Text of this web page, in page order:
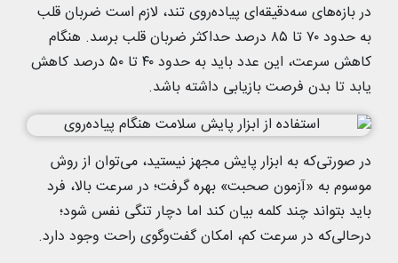
در بازه‌های سه‌دقیقه‌ای پیاده‌روی تند، لازم است ضربان قلب
به حدود ۷۰ تا ۸۵ درصد حداکثر ضربان قلب برسد. هنگام
کاهش سرعت، این عدد باید به حدود ۴۰ تا ۵۰ درصد کاهش
یابد تا بدن فرصت بازیابی داشته باشد.
در صورتی‌که به ابزار پایش مجهز نیستید، می‌توان از روش
موسوم به «آزمون صحبت» بهره گرفت؛ در سرعت بالا، فرد
باید بتواند چند کلمه بیان کند اما دچار تنگی نفس شود؛
درحالی‌که در سرعت کم، امکان گفت‌وگوی راحت وجود دارد.